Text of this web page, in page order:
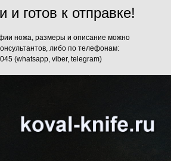
готов к отправке!
ножа, размеры и описание можно
либо по телефонам:
(whatsapp, viber, telegram)